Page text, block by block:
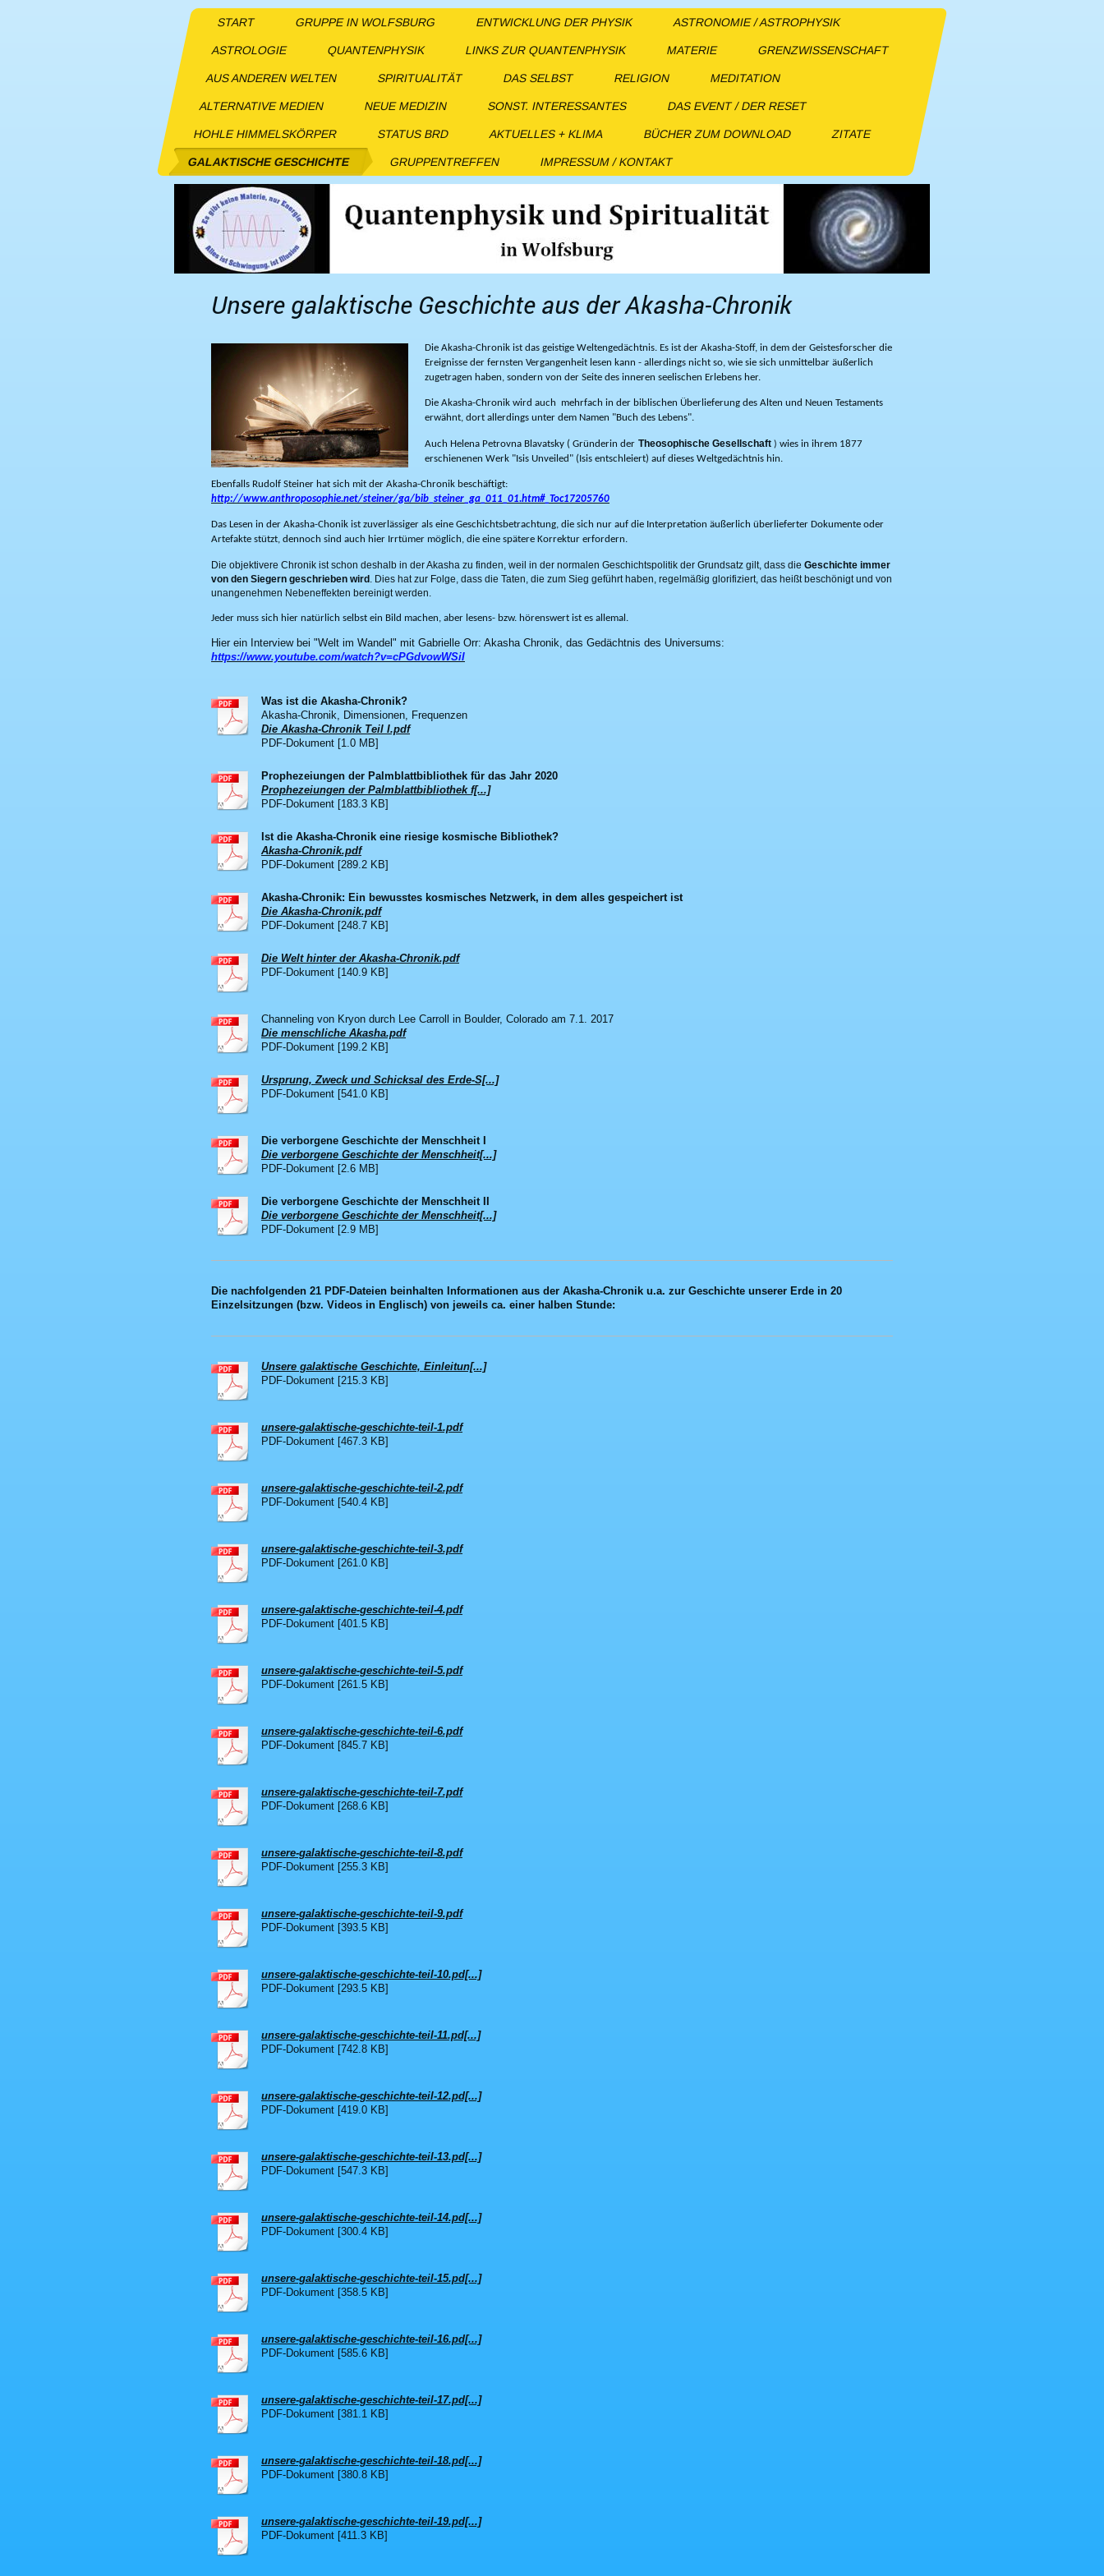
START GRUPPE IN WOLFSBURG ENTWICKLUNG DER PHYSIK ASTRONOMIE / ASTROPHYSIK
ASTROLOGIE QUANTENPHYSIK LINKS ZUR QUANTENPHYSIK MATERIE GRENZWISSENSCHAFT
AUS ANDEREN WELTEN SPIRITUALITÄT DAS SELBST RELIGION MEDITATION
ALTERNATIVE MEDIEN NEUE MEDIZIN SONST. INTERESSANTES DAS EVENT / DER RESET
HOHLE HIMMELSKÖRPER STATUS BRD AKTUELLES + KLIMA BÜCHER ZUM DOWNLOAD ZITATE
GALAKTISCHE GESCHICHTE GRUPPENTREFFEN IMPRESSUM / KONTAKT
Unsere galaktische Geschichte aus der Akasha-Chronik
Die Akasha-Chronik ist das geistige Weltengedächtnis. Es ist der Akasha-Stoff, in dem der Geistesforscher die
Ereignisse der fernsten Vergangenheit lesen kann - allerdings nicht so, wie sie sich unmittelbar äußerlich
zugetragen haben, sondern von der Seite des inneren seelischen Erlebens her.
Die Akasha-Chronik wird auch mehrfach in der biblischen Überlieferung des Alten und Neuen Testaments
erwähnt, dort allerdings unter dem Namen "Buch des Lebens".
Auch Helena Petrovna Blavatsky ( Gründerin der Theosophische Gesellschaft ) wies in ihrem 1877
erschienenen Werk "Isis Unveiled" (Isis entschleiert) auf dieses Weltgedächtnis hin.
Ebenfalls Rudolf Steiner hat sich mit der Akasha-Chronik beschäftigt:
http://www.anthroposophie.net/steiner/ga/bib_steiner_ga_011_01.htm#_Toc17205760
Das Lesen in der Akasha-Chonik ist zuverlässiger als eine Geschichtsbetrachtung, die sich nur auf die Interpretation äußerlich überlieferter Dokumente oder
Artefakte stützt, dennoch sind auch hier Irrtümer möglich, die eine spätere Korrektur erfordern.
Die objektivere Chronik ist schon deshalb in der Akasha zu finden, weil in der normalen Geschichtspolitik der Grundsatz gilt, dass die Geschichte immer
von den Siegern geschrieben wird . Dies hat zur Folge, dass die Taten, die zum Sieg geführt haben, regelmäßig glorifiziert, das heißt beschönigt und von
unangenehmen Nebeneffekten bereinigt werden.
Jeder muss sich hier natürlich selbst ein Bild machen, aber lesens- bzw. hörenswert ist es allemal.
Hier ein Interview bei "Welt im Wandel" mit Gabrielle Orr: Akasha Chronik, das Gedächtnis des Universums:
https://www.youtube.com/watch?v=cPGdvowWSiI
Was ist die Akasha-Chronik?
Akasha-Chronik, Dimensionen, Frequenzen
Die Akasha-Chronik Teil I.pdf
PDF-Dokument [1.0 MB]
Prophezeiungen der Palmblattbibliothek für das Jahr 2020
Prophezeiungen der Palmblattbibliothek f[...]
PDF-Dokument [183.3 KB]
Ist die Akasha-Chronik eine riesige kosmische Bibliothek?
Akasha-Chronik.pdf
PDF-Dokument [289.2 KB]
Akasha-Chronik: Ein bewusstes kosmisches Netzwerk, in dem alles gespeichert ist
Die Akasha-Chronik.pdf
PDF-Dokument [248.7 KB]
Die Welt hinter der Akasha-Chronik.pdf
PDF-Dokument [140.9 KB]
Channeling von Kryon durch Lee Carroll in Boulder, Colorado am 7.1. 2017
Die menschliche Akasha.pdf
PDF-Dokument [199.2 KB]
Ursprung, Zweck und Schicksal des Erde-S[...]
PDF-Dokument [541.0 KB]
Die verborgene Geschichte der Menschheit I
Die verborgene Geschichte der Menschheit[...]
PDF-Dokument [2.6 MB]
Die verborgene Geschichte der Menschheit II
Die verborgene Geschichte der Menschheit[...]
PDF-Dokument [2.9 MB]
Die nachfolgenden 21 PDF-Dateien beinhalten Informationen aus der Akasha-Chronik u.a. zur Geschichte unserer Erde in 20
Einzelsitzungen (bzw. Videos in Englisch) von jeweils ca. einer halben Stunde:
Unsere galaktische Geschichte, Einleitun[...]
PDF-Dokument [215.3 KB]
unsere-galaktische-geschichte-teil-1.pdf
PDF-Dokument [467.3 KB]
unsere-galaktische-geschichte-teil-2.pdf
PDF-Dokument [540.4 KB]
unsere-galaktische-geschichte-teil-3.pdf
PDF-Dokument [261.0 KB]
unsere-galaktische-geschichte-teil-4.pdf
PDF-Dokument [401.5 KB]
unsere-galaktische-geschichte-teil-5.pdf
PDF-Dokument [261.5 KB]
unsere-galaktische-geschichte-teil-6.pdf
PDF-Dokument [845.7 KB]
unsere-galaktische-geschichte-teil-7.pdf
PDF-Dokument [268.6 KB]
unsere-galaktische-geschichte-teil-8.pdf
PDF-Dokument [255.3 KB]
unsere-galaktische-geschichte-teil-9.pdf
PDF-Dokument [393.5 KB]
unsere-galaktische-geschichte-teil-10.pd[...]
PDF-Dokument [293.5 KB]
unsere-galaktische-geschichte-teil-11.pd[...]
PDF-Dokument [742.8 KB]
unsere-galaktische-geschichte-teil-12.pd[...]
PDF-Dokument [419.0 KB]
unsere-galaktische-geschichte-teil-13.pd[...]
PDF-Dokument [547.3 KB]
unsere-galaktische-geschichte-teil-14.pd[...]
PDF-Dokument [300.4 KB]
unsere-galaktische-geschichte-teil-15.pd[...]
PDF-Dokument [358.5 KB]
unsere-galaktische-geschichte-teil-16.pd[...]
PDF-Dokument [585.6 KB]
unsere-galaktische-geschichte-teil-17.pd[...]
PDF-Dokument [381.1 KB]
unsere-galaktische-geschichte-teil-18.pd[...]
PDF-Dokument [380.8 KB]
unsere-galaktische-geschichte-teil-19.pd[...]
PDF-Dokument [411.3 KB]